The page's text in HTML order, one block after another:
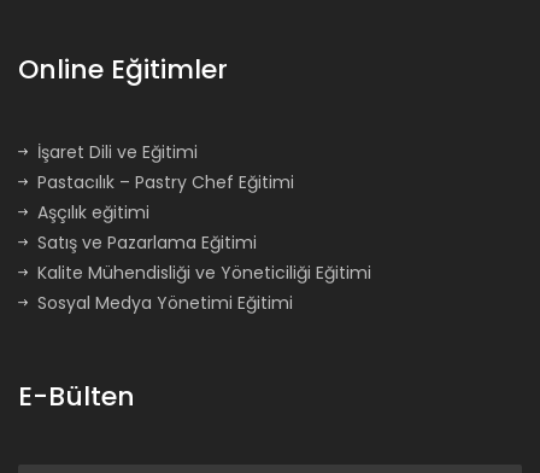
Online Eğitimler
İşaret Dili ve Eğitimi
Pastacılık – Pastry Chef Eğitimi
Aşçılık eğitimi
Satış ve Pazarlama Eğitimi
Kalite Mühendisliği ve Yöneticiliği Eğitimi
Sosyal Medya Yönetimi Eğitimi
E-Bülten